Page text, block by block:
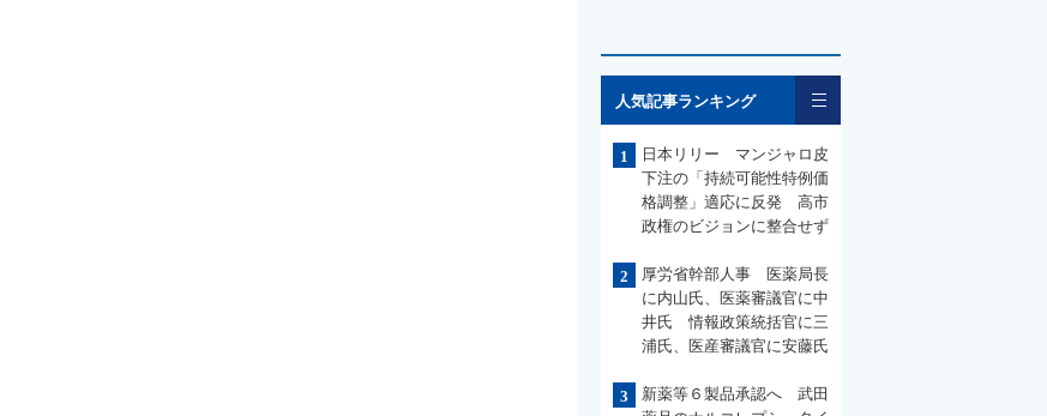
人気記事ランキング
1
日本リリー マンジャロ皮
下注の「持続可能性特例価
格調整」適応に反発 高市
政権のビジョンに整合せず
2
厚労省幹部人事 医薬局長
に内山氏、医薬審議官に中
井氏 情報政策統括官に三
浦氏、医産審議官に安藤氏
3
新薬等６製品承認へ 武田